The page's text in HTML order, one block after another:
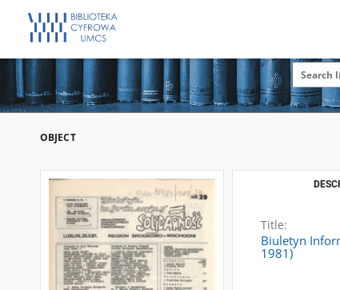
OBJECT
Title:
Biuletyn
1981)